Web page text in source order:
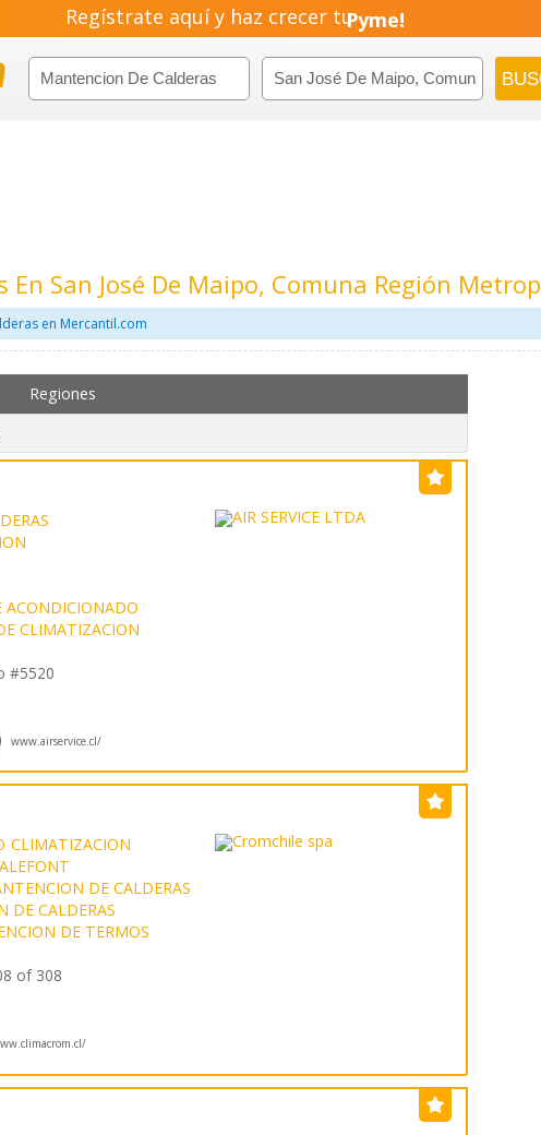
Regístrate aquí y haz crecer tu
Pyme!
Emprendimiento!
En San José De Maipo, Comuna Región
en Mercantil.com
Regiones
ACONDICIONADO
CLIMATIZACION
#5520
www.airservice.cl/
CLIMATIZACION
DE CALDERAS
DE CALDERAS
DE TERMOS
of 308